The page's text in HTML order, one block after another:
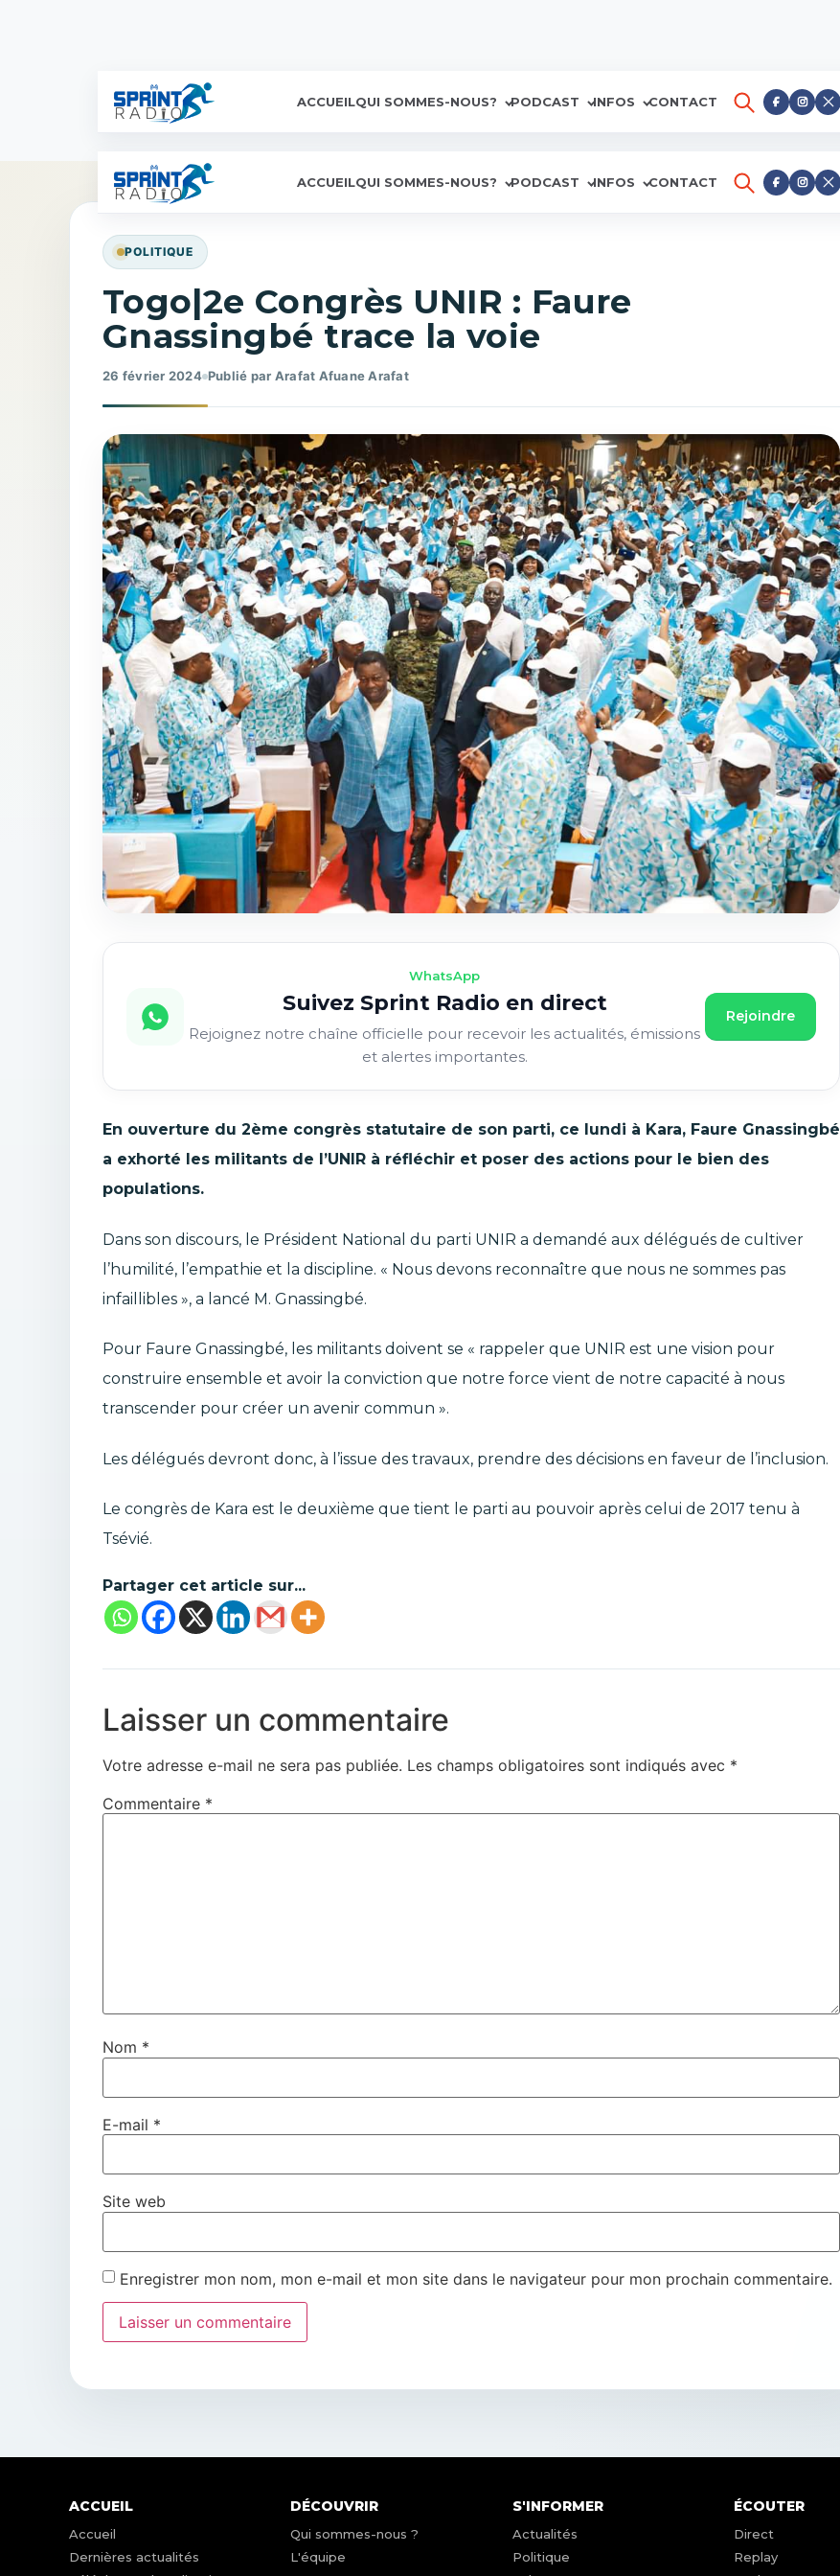
ACCUEILQUI SOMMES-NOUS? PODCAST INFOS CONTACT
ACCUEILQUI SOMMES-NOUS? PODCAST INFOS CONTACT
POLITIQUE
Togo|2e Congrès UNIR : Faure
Gnassingbé trace la voie
26 février 2024 Publié par Arafat Afuane Arafat
WhatsApp
Suivez Sprint Radio en direct
Rejoignez notre chaîne officielle pour recevoir les actualités, émissions
et alertes importantes.
Rejoindre
En ouverture du 2ème congrès statutaire de son parti, ce lundi à Kara, Faure Gnassingbé
a exhorté les militants de l’UNIR à réfléchir et poser des actions pour le bien des
populations.
Dans son discours, le Président National du parti UNIR a demandé aux délégués de cultiver
l’humilité, l’empathie et la discipline. « Nous devons reconnaître que nous ne sommes pas
infaillibles », a lancé M. Gnassingbé.
Pour Faure Gnassingbé, les militants doivent se « rappeler que UNIR est une vision pour
construire ensemble et avoir la conviction que notre force vient de notre capacité à nous
transcender pour créer un avenir commun ».
Les délégués devront donc, à l’issue des travaux, prendre des décisions en faveur de l’inclusion.
Le congrès de Kara est le deuxième que tient le parti au pouvoir après celui de 2017 tenu à
Tsévié.
Partager cet article sur...
Laisser un commentaire
Votre adresse e-mail ne sera pas publiée. Les champs obligatoires sont indiqués avec *
Commentaire *
Nom *
E-mail *
Site web
Enregistrer mon nom, mon e-mail et mon site dans le navigateur pour mon prochain commentaire.
ACCUEIL
Accueil
Dernières actualités
DÉCOUVRIR
Qui sommes-nous ?
L'équipe
S'INFORMER
Actualités
Politique
ÉCOUTER
Direct
Replay